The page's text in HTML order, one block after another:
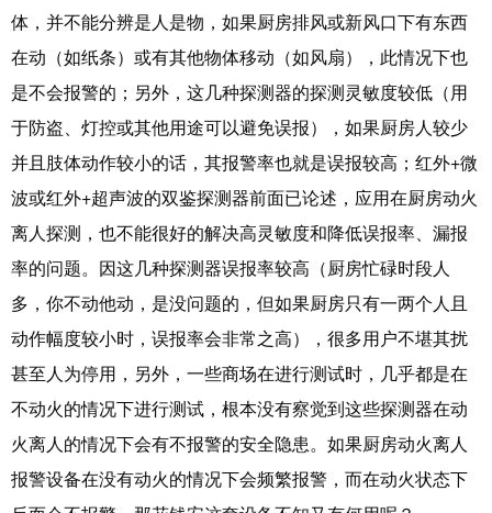
体，并不能分辨是人是物，如果厨房排风或新风口下有东西
在动（如纸条）或有其他物体移动（如风扇），此情况下也
是不会报警的；另外，这几种探测器的探测灵敏度较低（用
于防盗、灯控或其他用途可以避免误报），如果厨房人较少
并且肢体动作较小的话，其报警率也就是误报较高；红外+微
波或红外+超声波的双鉴探测器前面已论述，应用在厨房动火
离人探测，也不能很好的解决高灵敏度和降低误报率、漏报
率的问题。因这几种探测器误报率较高（厨房忙碌时段人
多，你不动他动，是没问题的，但如果厨房只有一两个人且
动作幅度较小时，误报率会非常之高），很多用户不堪其扰
甚至人为停用，另外，一些商场在进行测试时，几乎都是在
不动火的情况下进行测试，根本没有察觉到这些探测器在动
火离人的情况下会有不报警的安全隐患。如果厨房动火离人
报警设备在没有动火的情况下会频繁报警，而在动火状态下